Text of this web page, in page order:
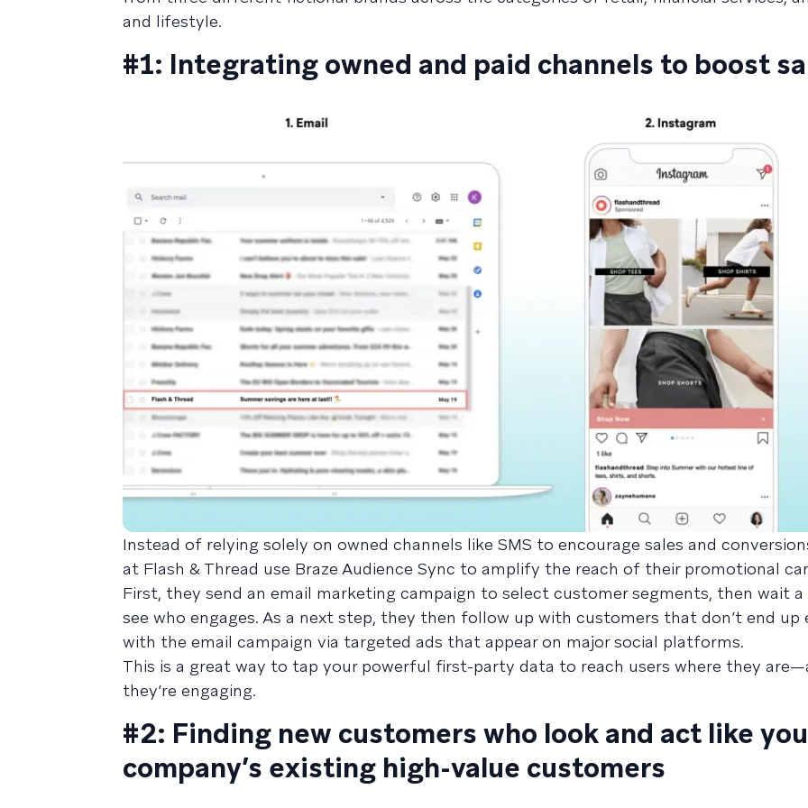
and lifestyle.
#1: Integrating owned and paid channels to boost
Instead of relying solely on owned channels like SMS to encourage sales and
at Flash & Thread use Braze Audience Sync to amplify the reach of their promotional
First, they send an email marketing campaign to select customer segments, then wait
see who engages. As a next step, they then follow up with customers that don’t end up
with the email campaign via targeted ads that appear on major social platforms.
This is a great way to tap your powerful first-party data to reach users where they
they’re engaging.
#2: Finding new customers who look and act like
company’s existing high-value customers